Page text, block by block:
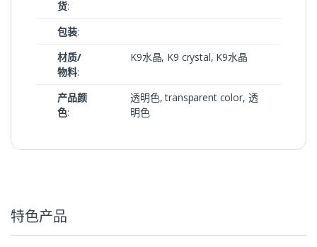
货:
包装:
材质/
物料:
K9水晶, K9 crystal, K9水晶
产品颜
色:
透明色, transparent color, 透
明色
特色产品